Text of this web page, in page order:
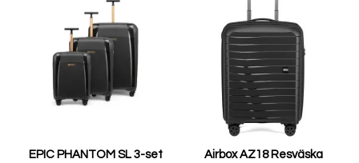
EPIC PHANTOM SL 3-set
Airbox AZ18 Resväska